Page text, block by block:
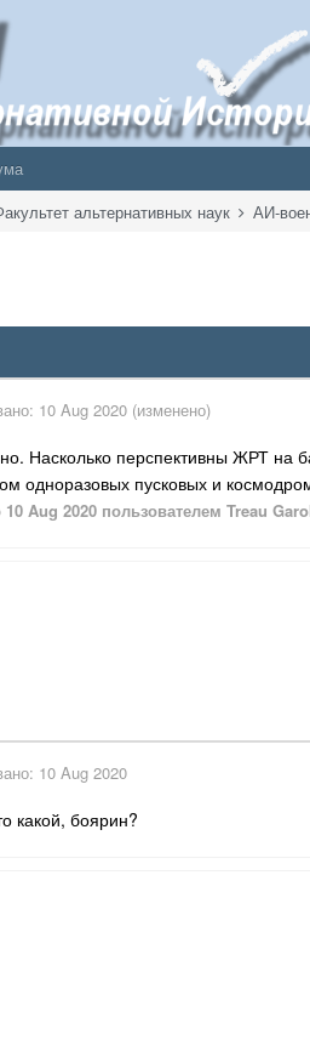
альтернативных наук АИ-
10 Aug 2020 (изменено)
Насколько перспективны ЖРТ на
одноразовых пусковых и
10 Aug 2020 пользователем Treau
10 Aug 2020
какой, боярин?